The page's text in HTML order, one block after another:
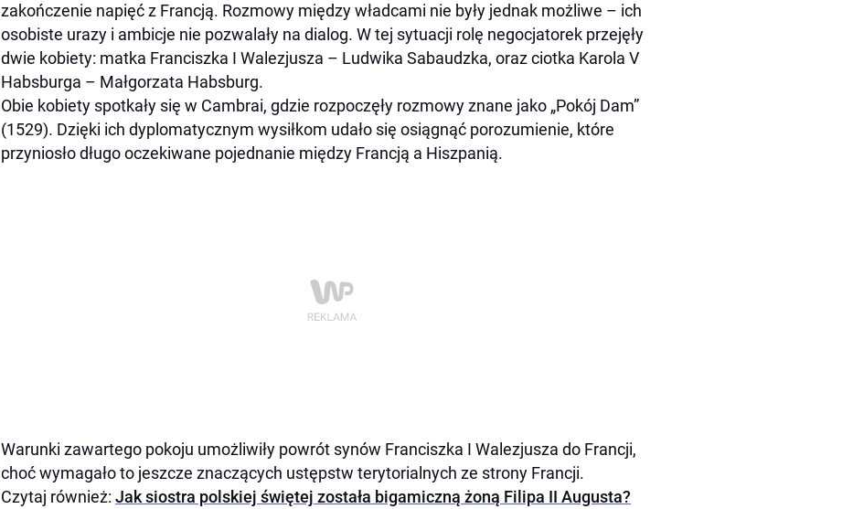
zakończenie napięć z Francją. Rozmowy między władcami nie były jednak możliwe – ich
osobiste urazy i ambicje nie pozwalały na dialog. W tej sytuacji rolę negocjatorek przejęły
dwie kobiety: matka Franciszka I Walezjusza – Ludwika Sabaudzka, oraz ciotka Karola V
Habsburga – Małgorzata Habsburg.
Obie kobiety spotkały się w Cambrai, gdzie rozpoczęły rozmowy znane jako „Pokój Dam”
(1529). Dzięki ich dyplomatycznym wysiłkom udało się osiągnąć porozumienie, które
przyniosło długo oczekiwane pojednanie między Francją a Hiszpanią.
Warunki zawartego pokoju umożliwiły powrót synów Franciszka I Walezjusza do Francji,
choć wymagało to jeszcze znaczących ustępstw terytorialnych ze strony Francji.
Czytaj również: Jak siostra polskiej świętej została bigamiczną żoną Filipa II Augusta?